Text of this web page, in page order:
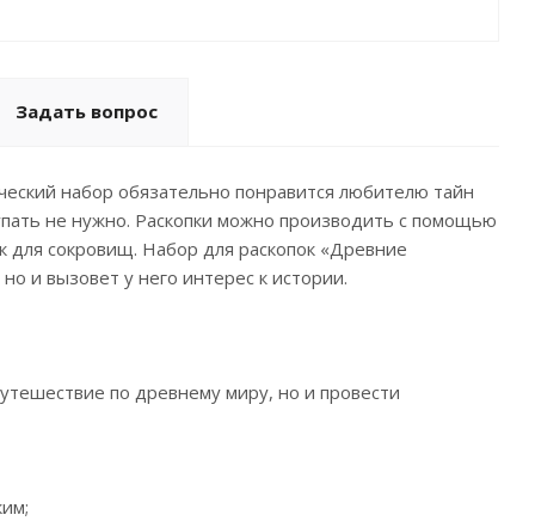
Задать вопрос
набор обязательно понравится любителю тайн
не нужно. Раскопки можно производить с помощью
для сокровищ. Набор для раскопок «Древние
и вызовет у него интерес к истории.
по древнему миру, но и провести